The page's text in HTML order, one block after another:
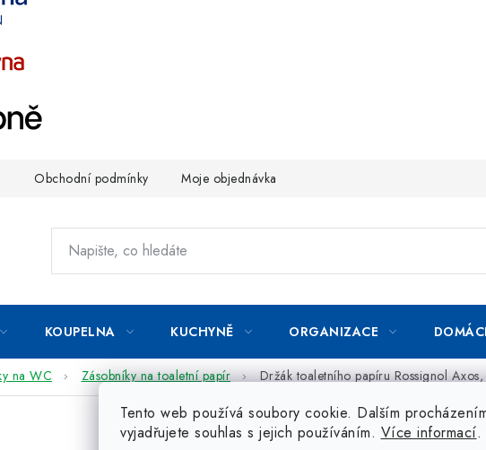
Tento web používá soubory cookie. Dalším
vyjadřujete souhlas s jejich používáním. Více informací.
Obchodní podmínky Moje objednávka
KOUPELNA KUCHYNĚ ORGANIZACE
na WC Zásobníky na toaletní papír Držák toaletního papíru Rossignol